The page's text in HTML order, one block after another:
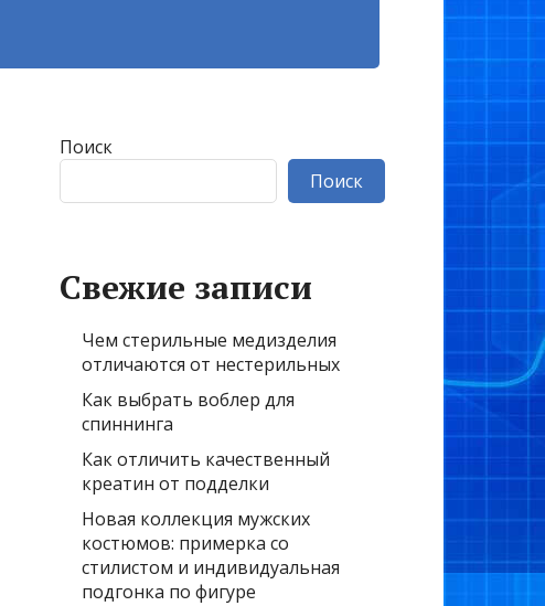
Поиск
Поиск
Свежие записи
Чем стерильные медизделия
отличаются от нестерильных
Как выбрать воблер для
спиннинга
Как отличить качественный
креатин от подделки
Новая коллекция мужских
костюмов: примерка со
стилистом и индивидуальная
подгонка по фигуре